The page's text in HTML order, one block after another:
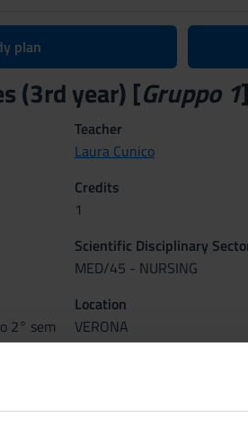
plan
(3rd year) [Gruppo 1
Teacher
Laura Cunico
Credits
1
Scientific Disciplinary
MED/45 - NURSING
2° sem
Location
VERONA
the students learn some
in the student the problem